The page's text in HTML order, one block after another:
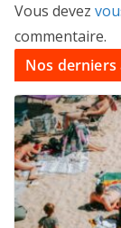
Vous devez
commentaire.
Nos derniers